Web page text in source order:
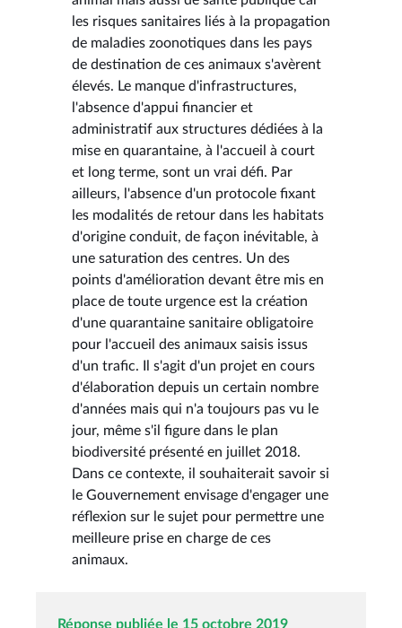
les risques sanitaires liés à la propagation
de maladies zoonotiques dans les pays
de destination de ces animaux s'avèrent
élevés. Le manque d'infrastructures,
l'absence d'appui financier et
administratif aux structures dédiées à la
mise en quarantaine, à l'accueil à court
et long terme, sont un vrai défi. Par
ailleurs, l'absence d'un protocole fixant
les modalités de retour dans les habitats
d'origine conduit, de façon inévitable, à
une saturation des centres. Un des
points d'amélioration devant être mis en
place de toute urgence est la création
d'une quarantaine sanitaire obligatoire
pour l'accueil des animaux saisis issus
d'un trafic. Il s'agit d'un projet en cours
d'élaboration depuis un certain nombre
d'années mais qui n'a toujours pas vu le
jour, même s'il figure dans le plan
biodiversité présenté en juillet 2018.
Dans ce contexte, il souhaiterait savoir si
le Gouvernement envisage d'engager une
réflexion sur le sujet pour permettre une
meilleure prise en charge de ces
animaux.
Réponse publiée le 15 octobre 2019